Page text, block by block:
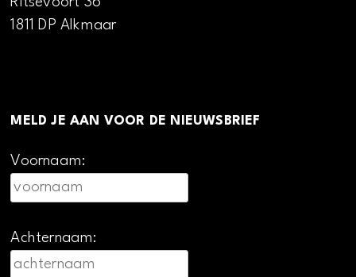
1811 DP Alkmaar
MELD JE AAN VOOR DE NIEUWSBRIEF
Voornaam:
Achternaam: